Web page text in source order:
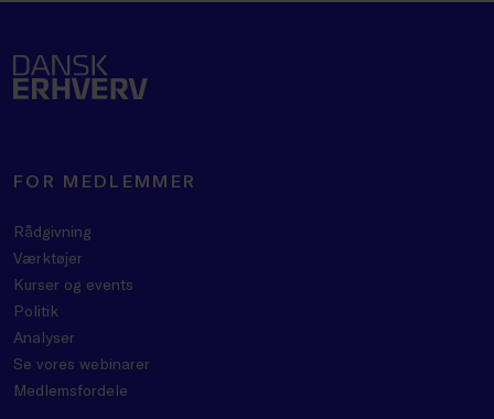
FOR MEDLEMMER
Rådgivning
Værktøjer
Kurser og events
Politik
Analyser
Se vores webinarer
Medlemsfordele